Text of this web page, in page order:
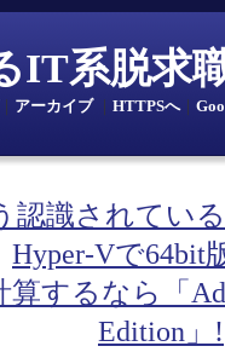
IT系脱求
｜ アーカイブ｜ HTTPSへ｜
識されてい
Hyper-Vで
するなら「
Edition」!